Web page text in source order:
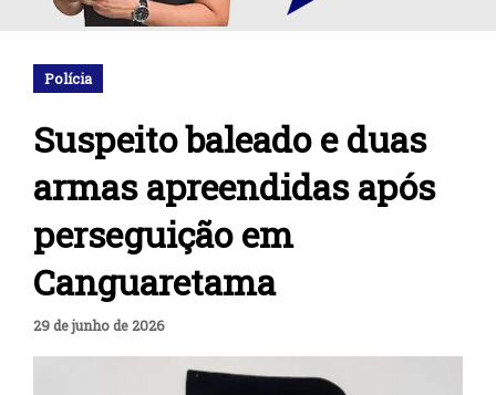
Polícia
Suspeito baleado e duas
armas apreendidas após
perseguição em
Canguaretama
29 de junho de 2026